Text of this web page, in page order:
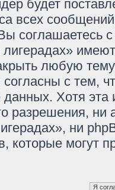
будет
всех
любую
согласны с тем,
данных. Хотя
разрешения, ни
ни
которые могут